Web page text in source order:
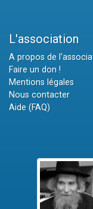
L'association
A propos de
Faire un don !
Mentions légales
Nous contacter
Aide (FAQ)